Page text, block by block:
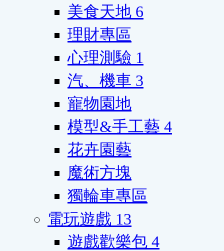
美食天地 6
理財專區
心理測驗 1
汽、機車 3
寵物園地
模型&手工藝 4
花卉園藝
魔術方塊
獨輪車專區
電玩遊戲 13
遊戲歡樂包 4